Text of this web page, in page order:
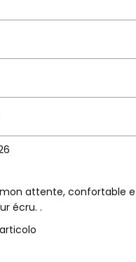
attente, confortable
écru. .